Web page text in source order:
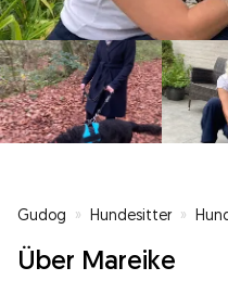
Gudog » Hundesitter »
Über Mareike